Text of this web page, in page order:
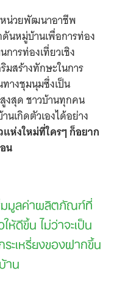
หน่วยพัฒนาอาชีพ
นหมู่บ้านเพื่อการท่อง
ารท่องเที่ยวเชิง
มสร้างทักษะในการ
างชุมนุมซึ่งเป็น
งสุด ชาวบ้านทุกคน
เกิดตัวเองได้อย่าง
ห่งใหม่ที่ใครๆ ก็อยาก
น
มมูลค่าผลิตภัณฑ์ที่
ห้ดีขึ้น ไม่ว่าจะเป็น
เหรี่ยงของฝากขึ้น
าน